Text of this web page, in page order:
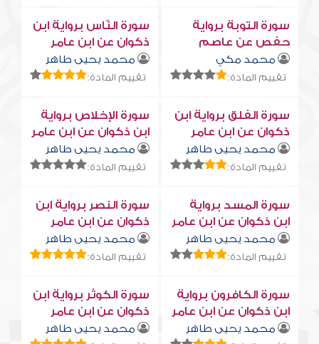
سورة التوبة برواية
حفص عن عاصم
محمد مكي
تقييم المادة:
سورة النّاس برواية ابن
ذكوان عن ابن عامر
محمد يحيى طاهر
تقييم المادة:
سورة الفلق برواية ابن
ذكوان عن ابن عامر
محمد يحيى طاهر
تقييم المادة:
سورة الإخلاص برواية
ابن ذكوان عن ابن عامر
محمد يحيى طاهر
تقييم المادة:
سورة المسد برواية
ابن ذكوان عن ابن عامر
محمد يحيى طاهر
تقييم المادة:
سورة النصر برواية ابن
ذكوان عن ابن عامر
محمد يحيى طاهر
تقييم المادة:
سورة الكافرون برواية
ابن ذكوان عن ابن عامر
محمد يحيى طاهر
سورة الكوثر برواية ابن
ذكوان عن ابن عامر
محمد يحيى طاهر